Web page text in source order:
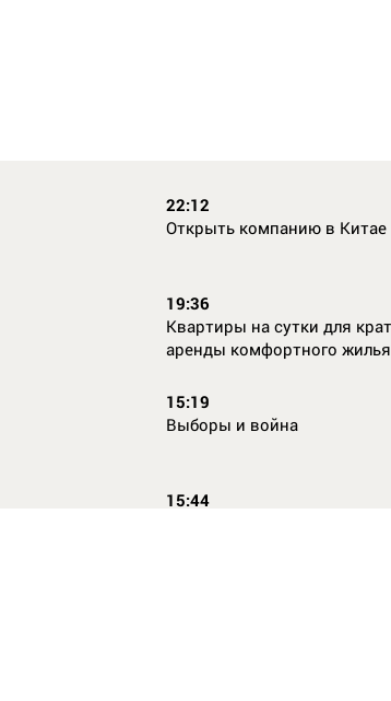
22:12
Открыть компанию в Китае
19:36
Квартиры на сутки для
аренды комфортного жилья
15:19
Выборы и война
15:44